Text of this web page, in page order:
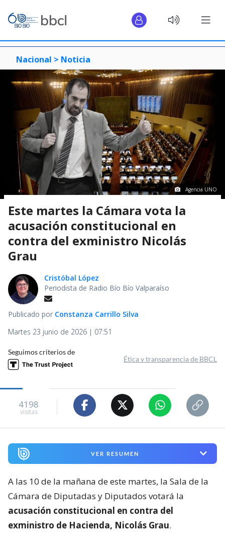
Nacional > Noticia
Agencia UNO
Este martes la Cámara vota la
acusación constitucional en
contra del exministro Nicolás
Grau
Cristóbal López
Periodista de Radio Bío Bío Valparaíso
Publicado por Constanza Carrillo Silva
Martes 23 junio de 2026 | 07:51
Seguimos criterios de
Ética y transparencia de BBCL
4198
visitas
VER RESUMEN
A las 10 de la mañana de este martes, la Sala de la
Cámara de Diputadas y Diputados votará la
acusación constitucional en contra del
exministro de Hacienda, Nicolás Grau.